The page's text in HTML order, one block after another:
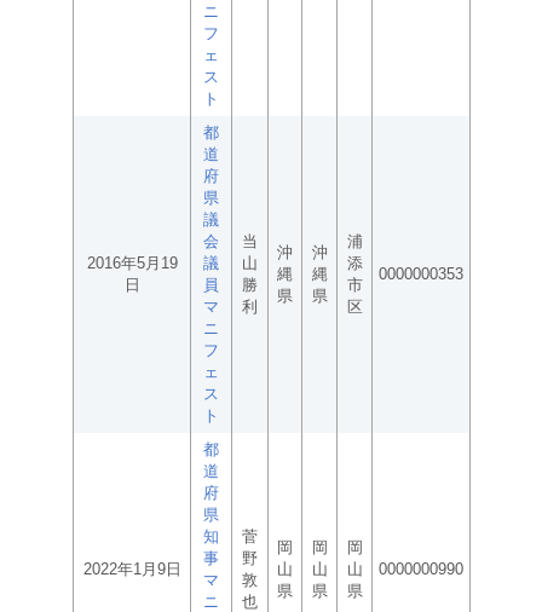
ニ
フ
ェ
ス
ト
2016年5月19
日
都
道
府
県
議
会
議
員
マ
ニ
フ
ェ
ス
ト
当
山
勝
利
沖
縄
県
沖
縄
県
浦
添
市
区
0000000353
2022年1月9日
都
道
府
県
知
事
マ
ニ
菅
野
敦
也
岡
山
県
岡
山
県
岡
山
県
0000000990